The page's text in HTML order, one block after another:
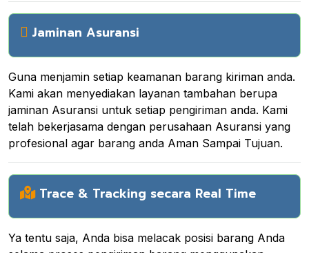
Jaminan Asuransi
Guna menjamin setiap keamanan barang kiriman anda.
Kami akan menyediakan layanan tambahan berupa
jaminan Asuransi untuk setiap pengiriman anda. Kami
telah bekerjasama dengan perusahaan Asuransi yang
profesional agar barang anda Aman Sampai Tujuan.
Trace & Tracking secara Real Time
Ya tentu saja, Anda bisa melacak posisi barang Anda